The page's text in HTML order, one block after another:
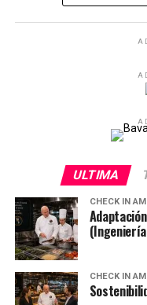
ULTIMA
CHECK IN
CHECK IN